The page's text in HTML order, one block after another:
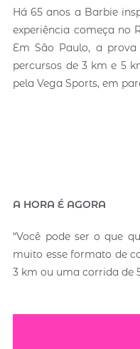
Há 65 anos a Barbie
experiência começa no
Em São Paulo, a
percursos de 3 km e 5
pela Vega Sports, em
A HORA É AGORA
“Você pode ser o que
muito esse formato de
3 km ou uma corrida de